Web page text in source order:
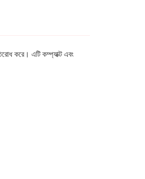
করে। এটি কম্প্যাক্ট এবং